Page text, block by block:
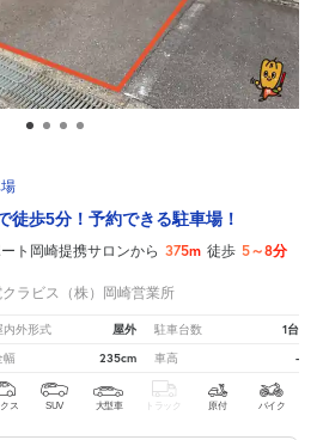
徒歩5分！予約できる駐車場！
ト岡崎提携サロンから 375m 徒歩 5～8分
ラビス（株）岡崎営業所
内外形式 屋外 駐車台数 1台
幅 235cm 車高 -
ス SUV 大型車 トラック 原付 バイク